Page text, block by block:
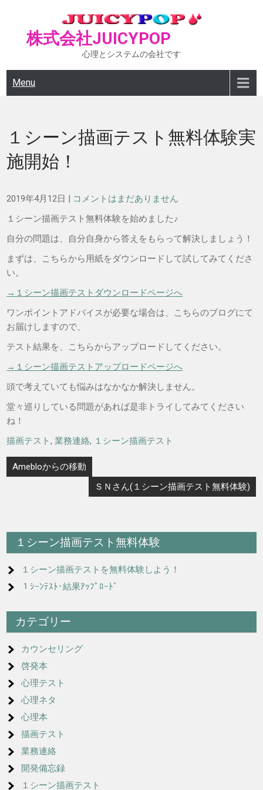
content株式会社JUICYPOP
心理とシステムの会社です
Menu
１シーン描画テスト無料体験実
施開始！
2019年4月12日 | コメントはまだありません
１シーン描画テスト無料体験を始めました♪
自分の問題は、自分自身から答えをもらって解決しましょう！
まずは、こちらから用紙をダウンロードして試してみてくださ
い。
→１シーン描画テストダウンロードページへ
ワンポイントアドバイスが必要な場合は、こちらのブログにて
お届けしますので、
テスト結果を、こちらからアップロードしてください。
→１シーン描画テストアップロードページへ
頭で考えていても悩みはなかなか解決しません。
堂々巡りしている問題があれば是非トライしてみてください
ね！
描画テスト,業務連絡, １シーン描画テスト
投
ビ
ゲ
ー
シ
ョ
ン
Amebloからの移動
ＳＮさん(１シーン描画テスト無料体験)
１シーン描画テスト無料体験
１シーン描画テストを無料体験しよう！
１ｼｰﾝﾃｽﾄ･結果ｱｯﾌﾟﾛｰﾄﾞ
カテゴリー
カウンセリング
啓発本
心理テスト
心理ネタ
心理本
描画テスト
業務連絡
開発備忘録
１シーン描画テスト